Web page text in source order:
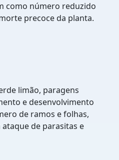
como número reduzido
precoce da planta.
limão, paragens
e desenvolvimento
de ramos e folhas,
de parasitas e